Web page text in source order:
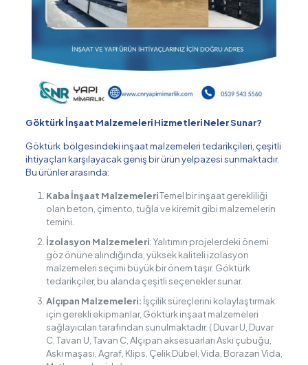
Göktürk İnşaat Malzemeleri Hizmetleri Neler Sunar?
Göktürk bölgesindeki inşaat malzemeleri tedarikçileri, çeşitli
ihtiyaçları karşılayacak geniş bir ürün yelpazesi sunmaktadır.
Bu ürünler arasında:
Kaba İnşaat MalzemeleriTemel bir inşaat gerekliliği
olan beton, çimento, tuğla ve kiremit gibi malzemelerin
temini.
İzolasyon Malzemeleri: Yalıtımın projelerdeki önemi
göz önüne alındığında, yüksek kaliteli izolasyon
malzemeleri seçimi büyük bir önem taşır. Göktürk
tedarikçiler, bu alanda çeşitli seçenekler sunar.
Alçıpan Malzemeleri: İşçilik süreçlerini kolaylaştırmak
için gerekli ekipmanlar, Göktürk inşaat malzemeleri
sağlayıcıları tarafından sunulmaktadır. ( Duvar U, Duvar
C, Tavan U, Tavan C, Alçıpan aksesuarları Askı çubuğu,
Askı maşası, Agraf, Klips, Çelik Dübel, Vida, Borazan Vida,